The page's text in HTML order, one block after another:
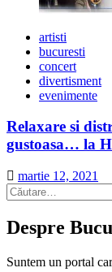
artisti
bucuresti
concert
divertisment
evenimente
Relaxare si
gustoasa… la
martie 12, 2021
Caută
după:
Despre
Suntem un portal